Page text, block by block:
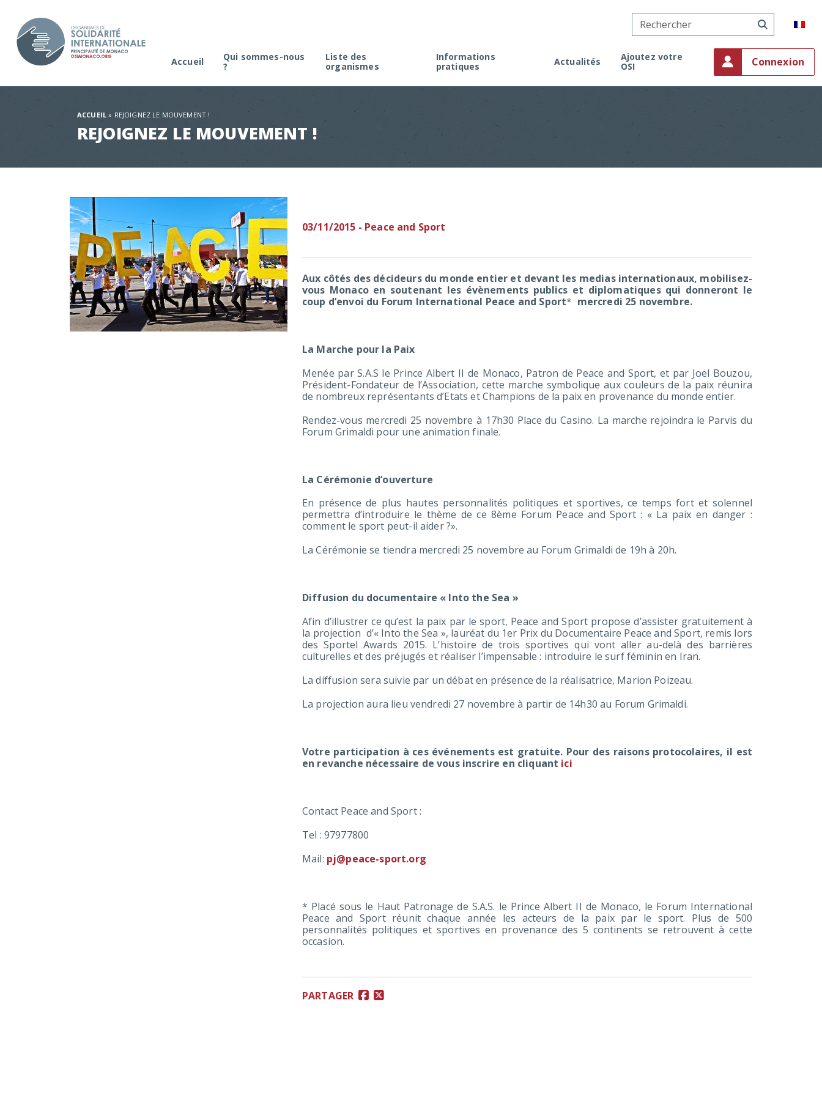
Accueil
Qui sommes-nous
?
Liste des
organismes
Informations
pratiques
Faire une demande d’agrément
Rappel de la réglementation
Actualités
Ajoutez votre
OSI
Connexion
ACCUEIL » REJOIGNEZ LE MOUVEMENT !
REJOIGNEZ LE MOUVEMENT !
03/11/2015 - Peace and Sport
Aux côtés des décideurs du monde entier et devant les medias internationaux, mobilisez-
vous Monaco en soutenant les évènements publics et diplomatiques qui donneront le
coup d’envoi du Forum International Peace and Sport* mercredi 25 novembre.
La Marche pour la Paix
Menée par S.A.S le Prince Albert II de Monaco, Patron de Peace and Sport, et par Joel Bouzou,
Président-Fondateur de l’Association, cette marche symbolique aux couleurs de la paix réunira
de nombreux représentants d’Etats et Champions de la paix en provenance du monde entier.
Rendez-vous mercredi 25 novembre à 17h30 Place du Casino. La marche rejoindra le Parvis du
Forum Grimaldi pour une animation finale.
La Cérémonie d’ouverture
En présence de plus hautes personnalités politiques et sportives, ce temps fort et solennel
permettra d’introduire le thème de ce 8ème Forum Peace and Sport : « La paix en danger :
comment le sport peut-il aider ?».
La Cérémonie se tiendra mercredi 25 novembre au Forum Grimaldi de 19h à 20h.
Diffusion du documentaire « Into the Sea »
Afin d’illustrer ce qu’est la paix par le sport, Peace and Sport propose d’assister gratuitement à
la projection d’« Into the Sea », lauréat du 1er Prix du Documentaire Peace and Sport, remis lors
des Sportel Awards 2015. L’histoire de trois sportives qui vont aller au-delà des barrières
culturelles et des préjugés et réaliser l’impensable : introduire le surf féminin en Iran.
La diffusion sera suivie par un débat en présence de la réalisatrice, Marion Poizeau.
La projection aura lieu vendredi 27 novembre à partir de 14h30 au Forum Grimaldi.
Votre participation à ces événements est gratuite. Pour des raisons protocolaires, il est
en revanche nécessaire de vous inscrire en cliquant ici
Contact Peace and Sport :
Tel : 97977800
Mail: pj@peace-sport.org
* Placé sous le Haut Patronage de S.A.S. le Prince Albert II de Monaco, le Forum International
Peace and Sport réunit chaque année les acteurs de la paix par le sport. Plus de 500
personnalités politiques et sportives en provenance des 5 continents se retrouvent à cette
occasion.
PARTAGER